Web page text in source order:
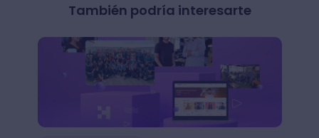
También podría interesarte